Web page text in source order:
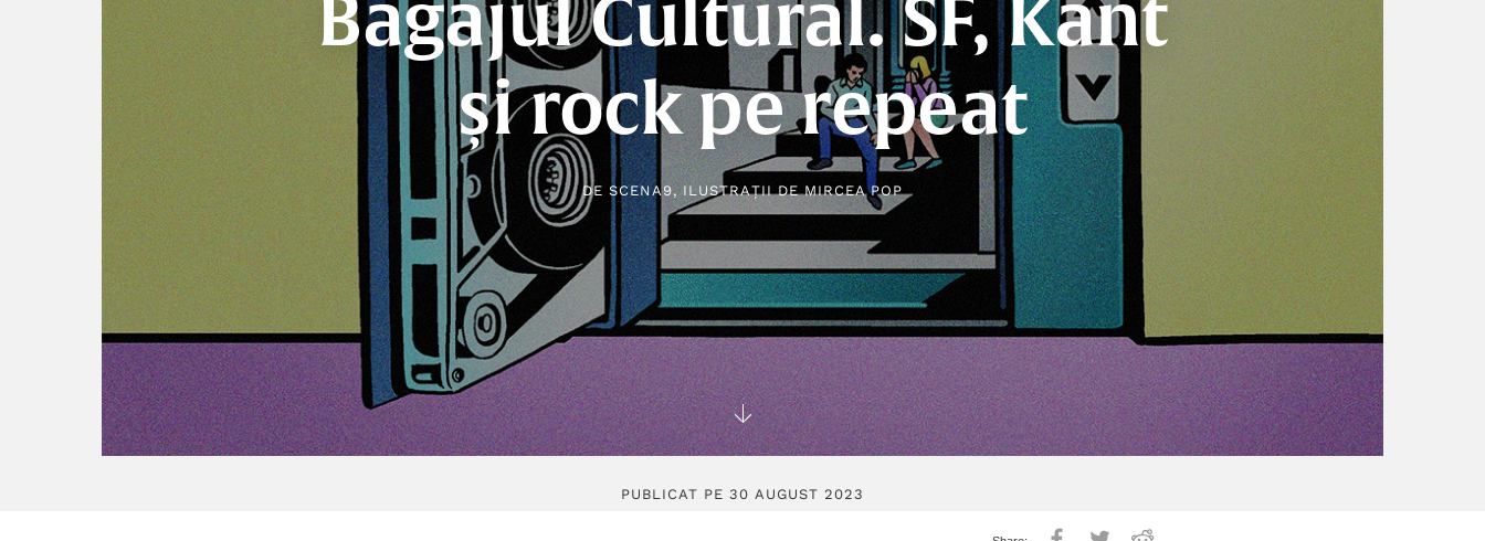
Bagajul Cultural. SF, Kant
și rock pe repeat
DE SCENA9, ILUSTRAȚII DEMIRCEA POP
PUBLICAT PE 30 AUGUST 2023